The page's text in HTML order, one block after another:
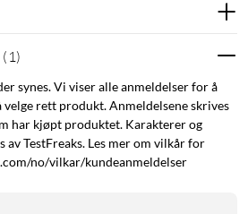
( 1 )
synes. Vi viser alle anmeldelser for å
velge rett produkt. Anmeldelsene skrives
har kjøpt produktet. Karakterer og
TestFreaks. Les mer om vilkår for
no/vilkar/kundeanmeldelser